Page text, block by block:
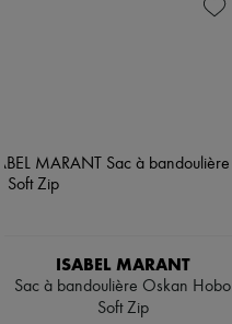
ISABEL MARANT
Sac à bandoulière Oskan Hobo
Soft Zip